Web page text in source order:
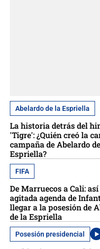
Abelardo de la Espriella
La historia detrás del
'Tigre': ¿Quién creó la
campaña de Abelardo
Espriella?
FIFA
De Marruecos a Cali:
agitada agenda de
llegar a la posesión de
de la Espriella
Posesión presidencial